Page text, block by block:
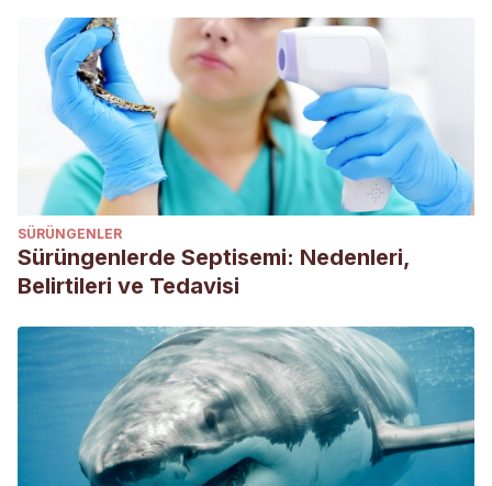
SÜRÜNGENLER
Sürüngenlerde Septisemi: Nedenleri,
Belirtileri ve Tedavisi